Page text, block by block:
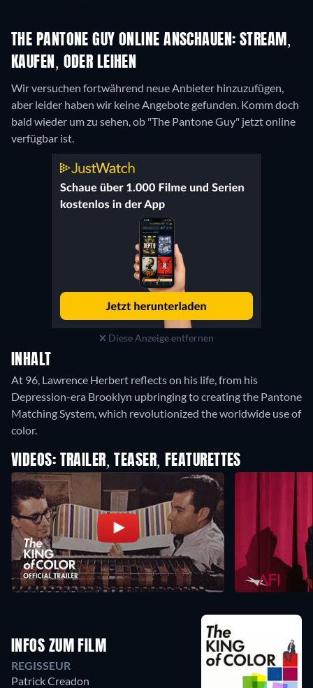
THE PANTONE GUY ONLINE ANSCHAUEN: STREAM,
KAUFEN, ODER LEIHEN
Wir versuchen fortwährend neue Anbieter hinzuzufügen,
aber leider haben wir keine Angebote gefunden. Komm doch
bald wieder um zu sehen, ob "The Pantone Guy" jetzt online
verfügbar ist.
Diese Anzeige entfernen
INHALT
At 96, Lawrence Herbert reflects on his life, from his
Depression-era Brooklyn upbringing to creating the Pantone
Matching System, which revolutionized the worldwide use of
color.
VIDEOS: TRAILER, TEASER, FEATURETTES
INFOS ZUM FILM
REGISSEUR
Patrick Creadon